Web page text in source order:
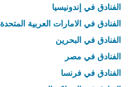
الفنادق في إندونيسيا
الفنادق في الامارات العربية المتحدة
الفنادق في البحرين
الفنادق في مصر
الفنادق في فرنسا